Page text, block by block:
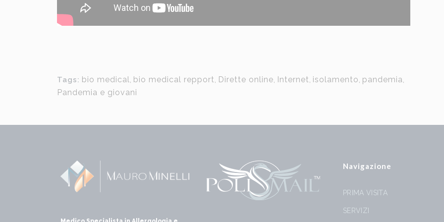
Tags: bio medical, bio medical repport, Dirette online, Internet, isolamento, pandemia,
Pandemia e giovani
Navigazione
PRIMA VISITA
SERVIZI